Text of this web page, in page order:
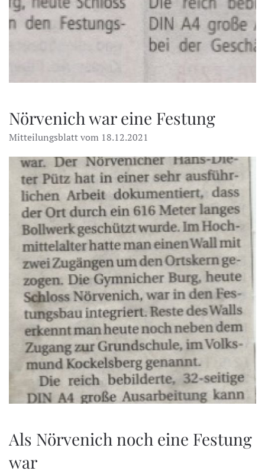
Nörvenich war eine Festung
Mitteilungsblatt vom 18.12.2021
Als Nörvenich noch eine Festung
war